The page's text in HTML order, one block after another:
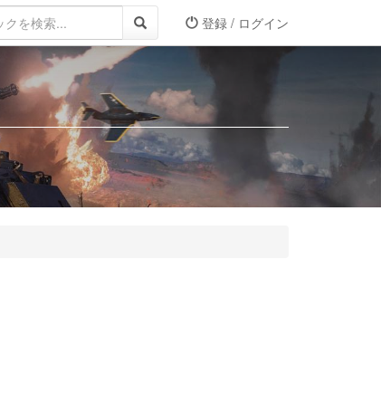
登録 / ログイン